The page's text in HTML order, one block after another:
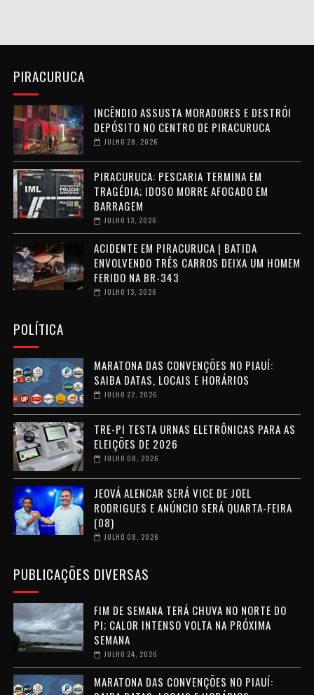
PIRACURUCA
INCÊNDIO ASSUSTA MORADORES E DESTRÓI
DEPÓSITO NO CENTRO DE PIRACURUCA
JULHO 28, 2026
PIRACURUCA: PESCARIA TERMINA EM
TRAGÉDIA; IDOSO MORRE AFOGADO EM
BARRAGEM
JULHO 13, 2026
ACIDENTE EM PIRACURUCA | BATIDA
ENVOLVENDO TRÊS CARROS DEIXA UM HOMEM
FERIDO NA BR-343
JULHO 13, 2026
POLÍTICA
MARATONA DAS CONVENÇÕES NO PIAUÍ:
SAIBA DATAS, LOCAIS E HORÁRIOS
JULHO 22, 2026
TRE-PI TESTA URNAS ELETRÔNICAS PARA AS
ELEIÇÕES DE 2026
JULHO 08, 2026
JEOVÁ ALENCAR SERÁ VICE DE JOEL
RODRIGUES E ANÚNCIO SERÁ QUARTA-FEIRA
(08)
JULHO 08, 2026
PUBLICAÇÕES DIVERSAS
FIM DE SEMANA TERÁ CHUVA NO NORTE DO
PI; CALOR INTENSO VOLTA NA PRÓXIMA
SEMANA
JULHO 24, 2026
MARATONA DAS CONVENÇÕES NO PIAUÍ: